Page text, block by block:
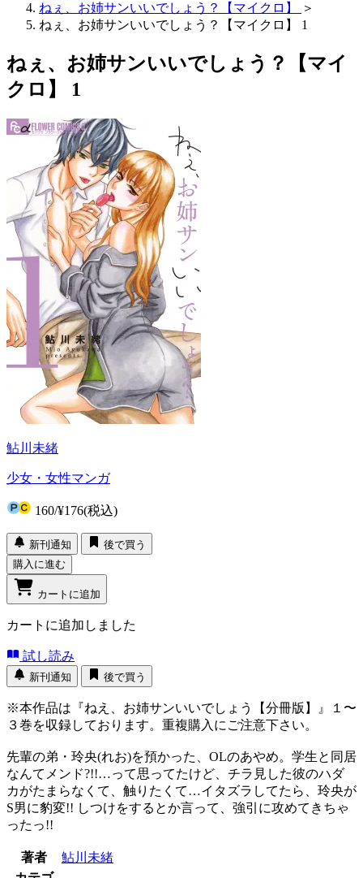
ねぇ、お姉サンいいでしょう？【マイクロ】
＞
ねぇ、お姉サンいいでしょう？【マイクロ】 1
ねぇ、お姉サンいいでしょう？【マイ
クロ】 1
鮎川未緒
少女・女性マンガ
160/¥176(税込)
新刊通知
後で買う
購入に進む
カートに追加
カートに追加しました
試し読み
新刊通知 後で買う
※本作品は『ねえ、お姉サンいいでしょう【分冊版】』１〜
３巻を収録しております。重複購入にご注意下さい。
先輩の弟・玲央(れお)を預かった、OLのあやめ。学生と同居
なんてメンド?!!…って思ってたけど、チラ見した彼のハダ
カがたまらなくて、触りたくて…イタズラしてたら、玲央が
S男に豹変!! しつけをするとか言って、強引に攻めてきちゃ
ったっ!!
著者
鮎川未緒